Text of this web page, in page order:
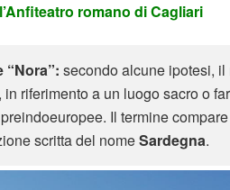
l’Anfiteatro romano di Cagliari
“Nora”: secondo alcune ipotesi, il
in riferimento a un luogo sacro o
Il termine
scritta del nomeSardegna.